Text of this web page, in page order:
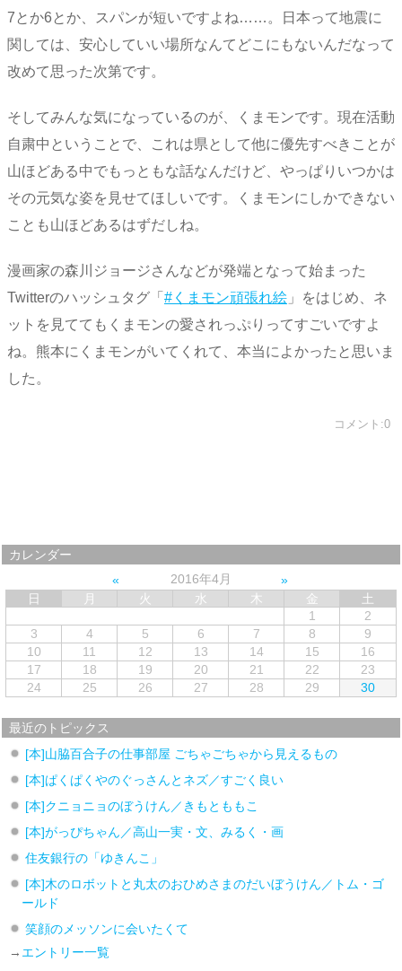
7とか6とか、スパンが短いですよね……。日本って地震に
関しては、安心していい場所なんてどこにもないんだなって
改めて思った次第です。
そしてみんな気になっているのが、くまモンです。現在活動
自粛中ということで、これは県として他に優先すべきことが
山ほどある中でもっともな話なんだけど、やっぱりいつかは
その元気な姿を見せてほしいです。くまモンにしかできない
ことも山ほどあるはずだしね。
漫画家の森川ジョージさんなどが発端となって始まった
Twitterのハッシュタグ「 #くまモン頑張れ絵 」をはじめ、ネ
ットを見ててもくまモンの愛されっぷりってすごいですよ
ね。熊本にくまモンがいてくれて、本当によかったと思いま
した。
コメント:0
カレンダー
2016年4月
日
月 火 水 木 金
土
1
2
3
4 5 6 7 8
9
10
11 12 13 14 15
16
17
18 19 20 21 22
23
24
25 26 27 28 29 30
最近のトピックス
[本]山脇百合子の仕事部屋 ごちゃごちゃから見えるもの
[本]ぱくぱくやのぐっさんとネズ／すごく良い
[本]クニョニョのぼうけん／きもとももこ
[本]がっぴちゃん／高山一実・文、みるく・画
住友銀行の「ゆきんこ」
[本]木のロボットと丸太のおひめさまのだいぼうけん／トム・ゴ
ールド
笑顔のメッソンに会いたくて
→ エントリー一覧